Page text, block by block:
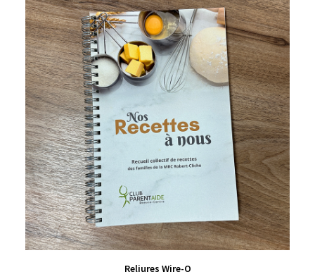
VIEW PRODUCT
Reliures Wire-O